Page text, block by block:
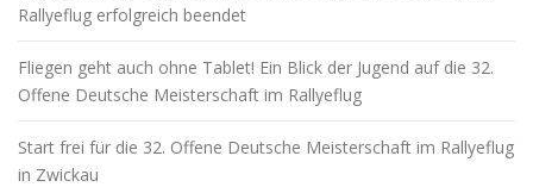
Rallyeflug erfolgreich beendet
Fliegen geht auch ohne Tablet! Ein Blick der Jugend auf die 32.
Offene Deutsche Meisterschaft im Rallyeflug
Start frei für die 32. Offene Deutsche Meisterschaft im Rallyeflug
in Zwickau